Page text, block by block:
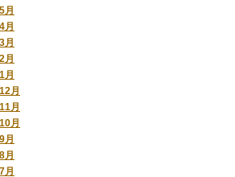
月
月
月
月
月
月
月
月
月
月
月